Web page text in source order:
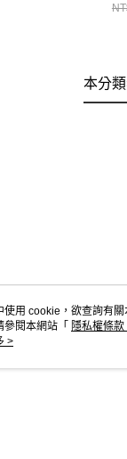
本分
使用 cookie，欲查詢有
參閱本網站「 隱私權條款
。
>